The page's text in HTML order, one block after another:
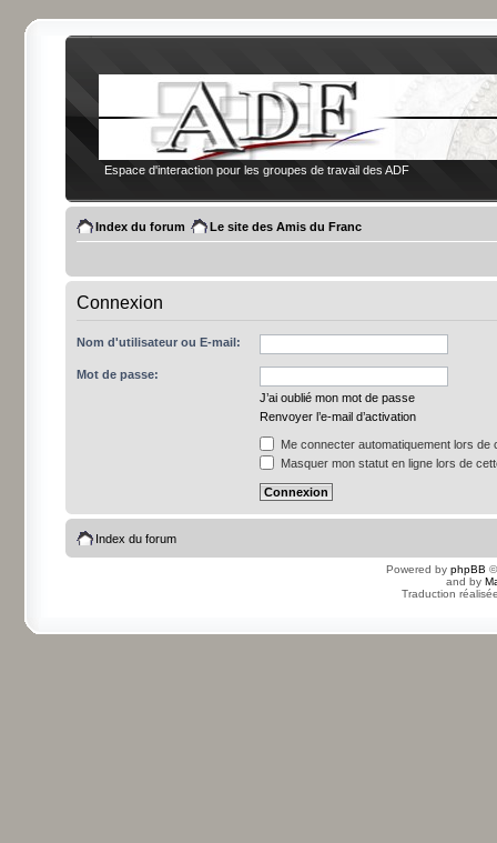
Espace d'interaction pour les groupes de travail des ADF
Index du forum Le site des Amis du Franc
Connexion
Nom d'utilisateur ou E-mail:
Mot de passe:
J’ai oublié mon mot de passe
Renvoyer l’e-mail d’activation
Me connecter automatiquement lors de
Masquer mon statut en ligne lors de
Index du forum
Powered by phpBB
and by
Traduction